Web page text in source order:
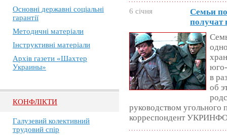
Основні державні соціальні
гарантії
Методичні матеріали
Інструктивні матеріали
Архів газети «Шахтер
Украины»
КОНФЛІКТИ
Галузевий колективний
трудовий спір
6 січня
Семьи
получат
в
об
руководством угольного
корреспондент